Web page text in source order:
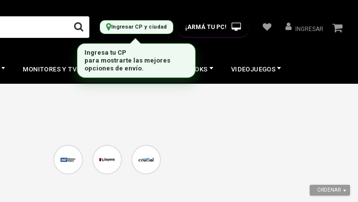
Ingresar CP y ciudad ¡ARMÁ TU PC! INGRESAR
MONITORES Y TVS PERIFERICOS NOTEBOOKS VIDEOJUEGOS
ORDENAR